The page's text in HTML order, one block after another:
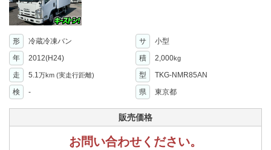
形 冷蔵冷凍バン サ
小型
年
2012(H24) 積 2,000kg
走 5.1万km (実走行距離) 型
TKG-NMR85AN
検
- 県 東京都
販売価格
お問い合わせください。